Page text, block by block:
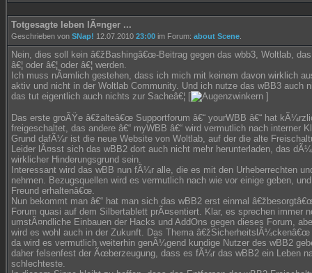
Totgesagte leben lÃ¤nger ...
Geschrieben von SNap! 12.07.2010 23:00 im Forum: about Scene
Nein, dies soll kein â€žBashingâ€œ-Beitrag gegen das wbb3, Woltlab,
â€¦ oder â€¦ oder â€¦ werden.
Ich muss nÃ¤mlich gestehen, dass ich mich mit keinem davon wirklich
aktiv und nicht in der Woltlab Community. Und ich nutze das wBB3 auch
das tut eigentlich auch nichts zur Sacheâ€¦ [
]
Das erste groÃŸe â€žalteâ€œ Supportforum â€“ yourWBB â€“ hat
freigeschaltet, das andere â€“ myWBB â€“ wird vermutlich nach interner
Grund dafÃ¼r ist die neue Website von Woltlab, auf der die alte
Leider lÃ¤sst sich das wBB2 dort auch nicht mehr herunterladen, das
wirklicher Hinderungsgrund sein.
Interessant wird das wBB nun fÃ¼r alle, die es mit den Urheberrechten
nehmen. Bezugsquellen wird es vermutlich nach wie vor einige geben,
Freund erhaltenâ€œ.
Nun bekommt man â€“ hat man sich das wBB2 erst einmal
Forum quasi auf dem Silbertablett prÃ¤sentiert. Klar, es sprechen immer
umstÃ¤ndliche Einbauen der Hacks und AddOns gegen dieses Forum,
wird es wohl auch in der Zukunft. Das Thema
da wird es vermutlich weiterhin genÃ¼gend kundige Nutzer des wBB2
daher felsenfest der Ãœberzeugung, dass es fÃ¼r das wBB2 ein Leben
schlechteste.